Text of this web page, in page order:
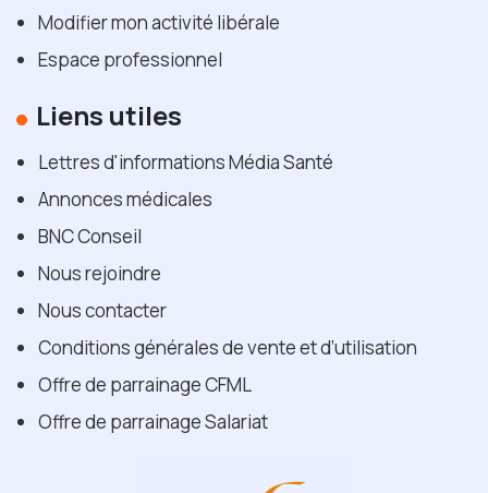
Modifier mon activité libérale
Espace professionnel
Liens utiles
Lettres d'informations Média Santé
Annonces médicales
BNC Conseil
Nous rejoindre
Nous contacter
Conditions générales de vente et d’utilisation
Offre de parrainage CFML
Offre de parrainage Salariat